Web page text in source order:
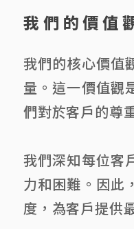
我們的價值
我們的核心價值
量。這一價值觀
們對於客戶的尊
我們深知每位客
力和困難。因此
度，為客戶提供